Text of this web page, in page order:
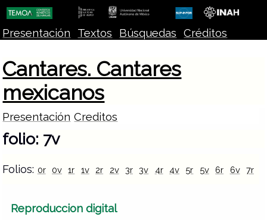
Presentación Textos Búsquedas Créditos
Cantares. Cantares
mexicanos
Presentación Creditos
folio: 7v
Folios: 0r 0v 1r 1v 2r 2v 3r 3v 4r 4v 5r 5v 6r 6v 7r
Reproduccion digital